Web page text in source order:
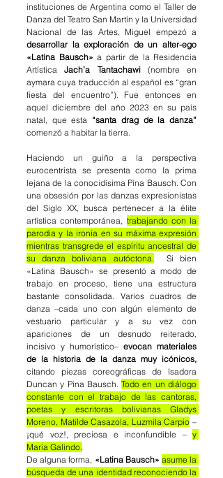
instituciones de Argentina como el Taller de
Danza del Teatro San Martín y la Universidad
desarrollar la exploración de un alter-ego
«Latina Bausch» a partir de la Residencia
Artística Jach’a Tantachawi (nombre en
aymara cuya traducción al español es “gran
fiesta del encuentro”). Fue entonces en
aquel diciembre del año 2023 en su país
natal, que esta “santa drag de la danza”
comenzó a habitar la tierra.
Haciendo un guiño a la perspectiva
eurocentrista se presenta como la prima
lejana de la conocidísima Pina Bausch. Con
una obsesión por las danzas expresionistas
del Siglo XX, busca pertenecer a la élite
artística contemporánea, trabajando con la
parodia y la ironía en su máxima expresión
mientras transgrede el espíritu ancestral de
su danza boliviana autóctona.
Si bien
«Latina Bausch» se presentó a modo de
trabajo en proceso, tiene una estructura
bastante consolidada. Varios cuadros de
danza –cada uno con algún elemento de
vestuario particular y a su vez con
apariciones de un desnudo reiterado,
incisivo y humorístico– evocan materiales
citando piezas coreográficas de Isadora
Duncan y Pina Bausch. Todo en un diálogo
constante con el trabajo de las cantoras,
poetas y escritoras bolivianas Gladys
Moreno, Matilde Casazola, Luzmila Carpio –
¡qué voz!, preciosa e inconfundible – y
María Galindo.
De alguna forma, «Latina Bausch» asume la
búsqueda de una identidad reconociendo la